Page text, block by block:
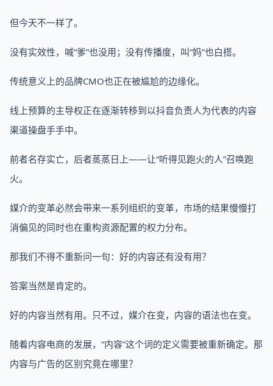
但今天不一样了。
没有实效性，喊“爹”也没用；没有传播度，叫“妈”也白搭。
传统意义上的品牌CMO也正在被尴尬的边缘化。
线上预算的主导权正在逐渐转移到以抖音负责人为代表的内容
渠道操盘手手中。
前者名存实亡，后者蒸蒸日上——让“听得见跑火的人”召唤跑
火。
媒介的变革必然会带来一系列组织的变革，市场的结果慢慢打
消偏见的同时也在重构资源配置的权力分布。
那我们不得不重新问一句：好的内容还有没有用？
答案当然是肯定的。
好的内容当然有用。只不过，媒介在变，内容的语法也在变。
随着内容电商的发展，“内容”这个词的定义需要被重新确定。那
内容与广告的区别究竟在哪里？